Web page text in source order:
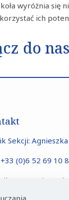
wyróżnia się
ich
do
Sekcji:
+33 (0)6 52 69 10